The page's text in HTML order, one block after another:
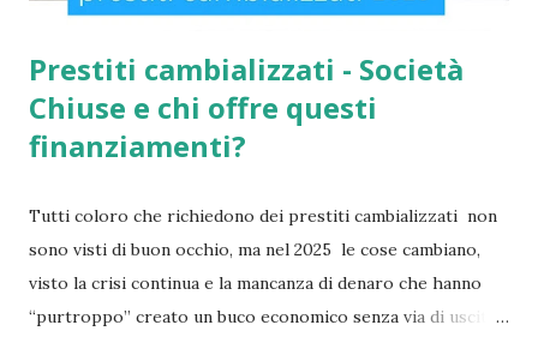
Prestiti cambializzati - Società
Chiuse e chi offre questi
finanziamenti?
Tutti coloro che richiedono dei prestiti cambializzati non
sono visti di buon occhio, ma nel 2025 le cose cambiano,
visto la crisi continua e la mancanza di denaro che hanno
“purtroppo” creato un buco economico senza via di uscita